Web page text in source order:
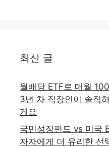
최신 글
월배당 ETF로 매월
3년 차 직장인이 솔직
게요
국민성장펀드 vs 미국
자자에게 더 유리한 선